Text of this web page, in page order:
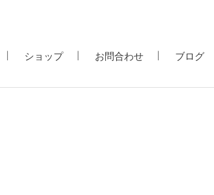
ショップ お問合わせ ブログ